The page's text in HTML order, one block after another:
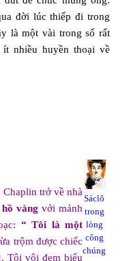
đời lúc thiếp đi trong
là một vài trong số rất
nhiều huyền thoại về
Sáclô
trong
lòng
công
chúng
trở về nhà
vàng với mảnh
“ Tôi là một
trộm được chiếc
Tôi vội đem biếu